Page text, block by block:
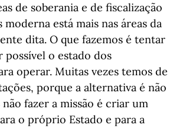
de soberania e de fiscalização
moderna está mais nas áreas da
dita. O que fazemos é tentar
o estado dos
operar. Muitas vezes temos de
porque a alternativa é não
não fazer a missão é criar um
o próprio Estado e para a